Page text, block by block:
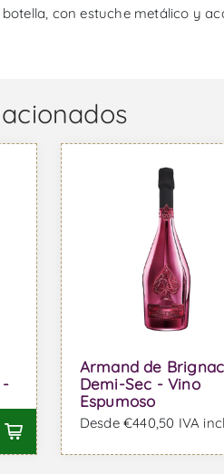
con estuche metálico y
-
Armand de Brignac
Demi-Sec - Vino
Espumoso
Desde €440,50 IVA incl.